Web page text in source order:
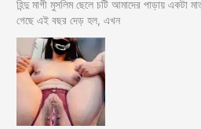
হিন্দু মাগী মুসলিম ছেলে চটি আমাদের পাড়ায় একটা
গেছে এই বছর দেড় হল, এখন